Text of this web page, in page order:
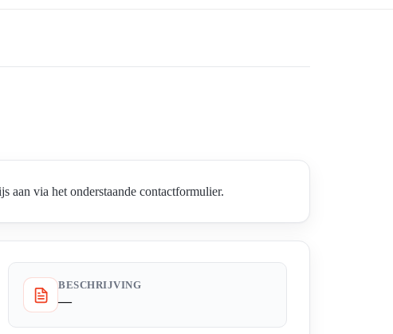
via het onderstaande contactformulier.
BESCHRIJVING
—